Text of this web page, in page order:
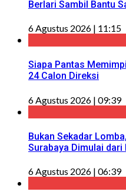
Berlari Sambil Bantu
6 Agustus 2026 | 11:15
Siapa Pantas
24 Calon Direksi
6 Agustus 2026 | 09:39
Bukan Sekadar
Surabaya Dimulai dari
6 Agustus 2026 | 06:39